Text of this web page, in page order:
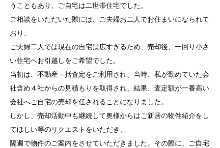
うこともあり、ご自宅は二世帯住宅でした。
ご相談をいただいた際には、ご夫婦お二人でお住まいになられて
おり、
ご夫婦二人では現在の自宅は広すぎるため、売却後、一回り小さ
い住宅へお引越しをご希望でした。
当初は、不動産一括査定をご利用され、当時、私が勤めていた会
社含め４社からの見積もりを取得され、結果、査定額が一番高い
会社へご自宅の売却を任されることになりました。
しかし、売却活動中も継続して奥様からはご新居の物件紹介をし
てほしい等のリクエストをいただき、
隔週で物件のご案内をさせていただきました。その際に、ご自宅